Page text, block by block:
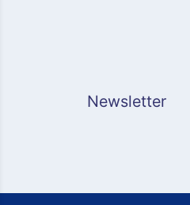
Newsletter